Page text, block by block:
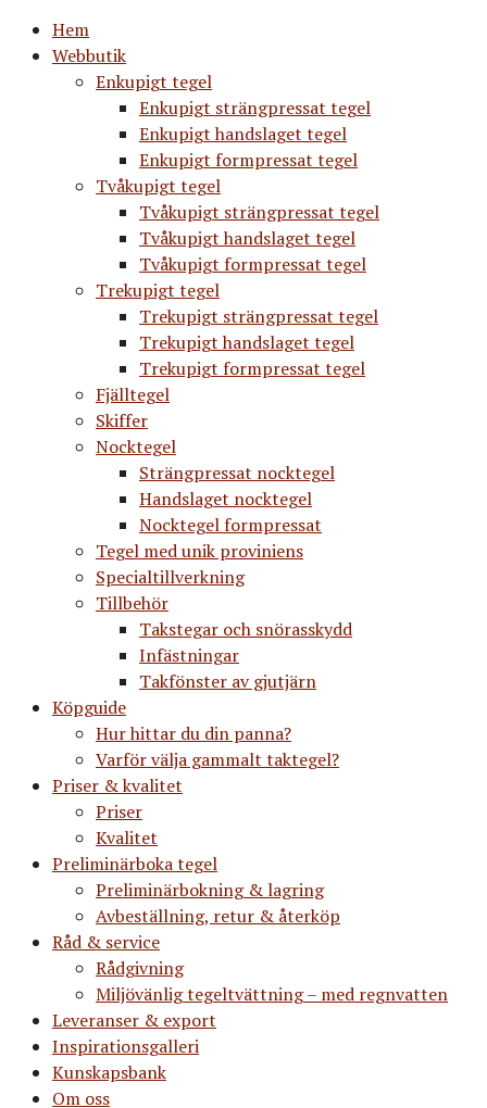
Hem
Webbutik
Enkupigt tegel
Enkupigt strängpressat tegel
Enkupigt handslaget tegel
Enkupigt formpressat tegel
Tvåkupigt tegel
Tvåkupigt strängpressat tegel
Tvåkupigt handslaget tegel
Tvåkupigt formpressat tegel
Trekupigt tegel
Trekupigt strängpressat tegel
Trekupigt handslaget tegel
Trekupigt formpressat tegel
Fjälltegel
Skiffer
Nocktegel
Strängpressat nocktegel
Handslaget nocktegel
Nocktegel formpressat
Tegel med unik proviniens
Specialtillverkning
Tillbehör
Takstegar och snörasskydd
Infästningar
Takfönster av gjutjärn
Köpguide
Hur hittar du din panna?
Varför välja gammalt taktegel?
Priser & kvalitet
Priser
Kvalitet
Preliminärboka tegel
Preliminärbokning & lagring
Avbeställning, retur & återköp
Råd & service
Rådgivning
Miljövänlig tegeltvättning – med regnvatten
Leveranser & export
Inspirationsgalleri
Kunskapsbank
Om oss